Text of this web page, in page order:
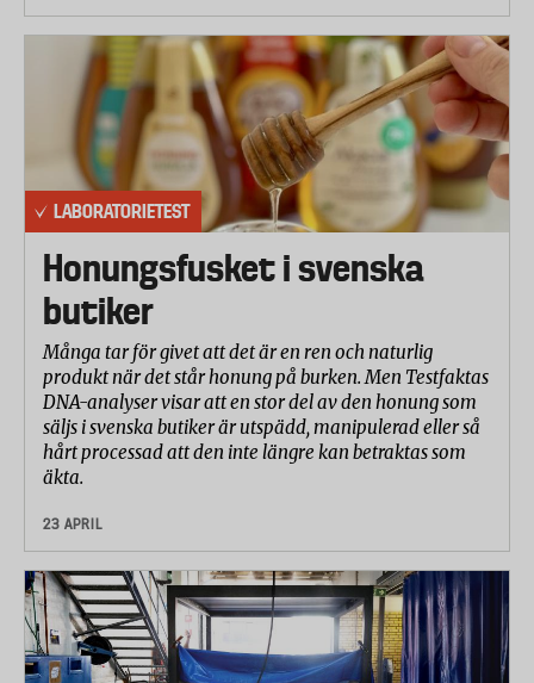
LABORATORIETEST
Honungsfusket i svenska
butiker
Många tar för givet att det är en ren och naturlig
produkt när det står honung på burken. Men Testfaktas
DNA-analyser visar att en stor del av den honung som
säljs i svenska butiker är utspädd, manipulerad eller så
hårt processad att den inte längre kan betraktas som
äkta.
23 APRIL